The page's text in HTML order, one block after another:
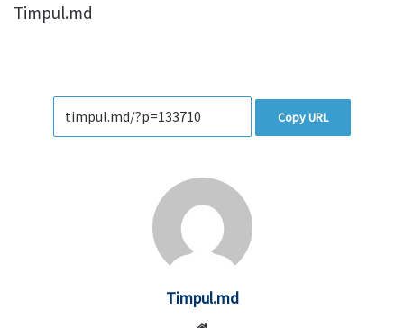
Timpul.md
Copy URL
Timpul.md